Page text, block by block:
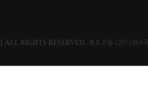
ALL RIGHTS RESERVED. 粤ICP备12071064